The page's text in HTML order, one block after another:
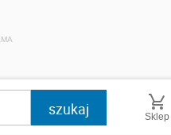
Sklep